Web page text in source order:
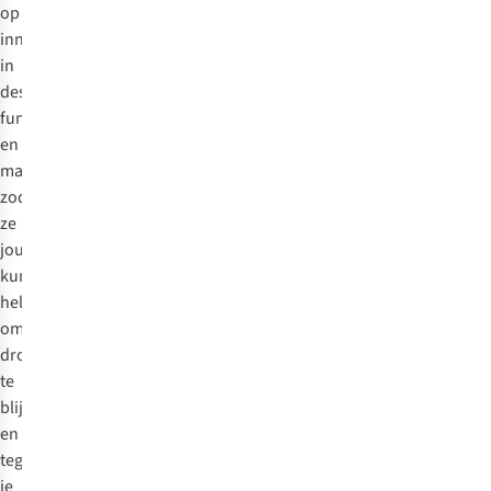
op
innovatie
in
design,
functionaliteit
en
materiaal,
zodat
ze
jou
kunnen
helpen
om
droog
te
blijven
en
tegelijkertijd